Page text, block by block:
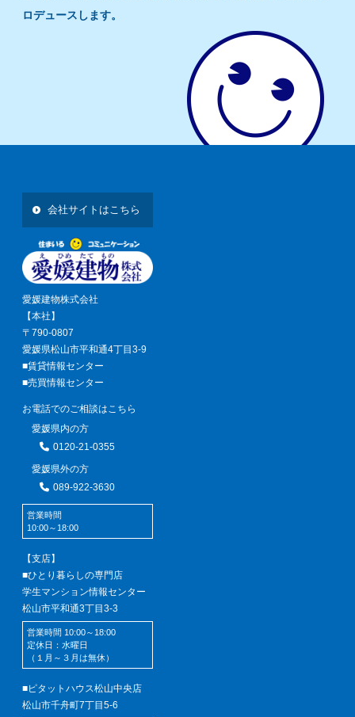
ロデュースします。
会社サイトはこちら
愛媛建物株式会社
【本社】
〒790-0807
愛媛県松山市平和通4丁目3-9
■賃貸情報センター
■売買情報センター
お電話でのご相談はこちら
愛媛県内の方
0120-21-0355
愛媛県外の方
089-922-3630
営業時間
10:00～18:00
【支店】
■ひとり暮らしの専門店
学生マンション情報センター
松山市平和通3丁目3-3
営業時間 10:00～18:00
定休日：水曜日
（１月～３月は無休）
■ピタットハウス松山中央店
松山市千舟町7丁目5-6